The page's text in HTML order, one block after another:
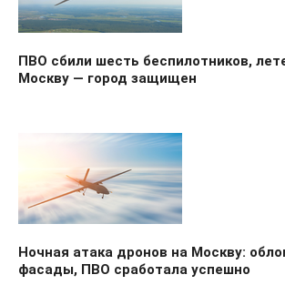
ПВО сбили шесть беспилотников,
Москву — город защищен
Ночная атака дронов на Москву:
фасады, ПВО сработала успешно